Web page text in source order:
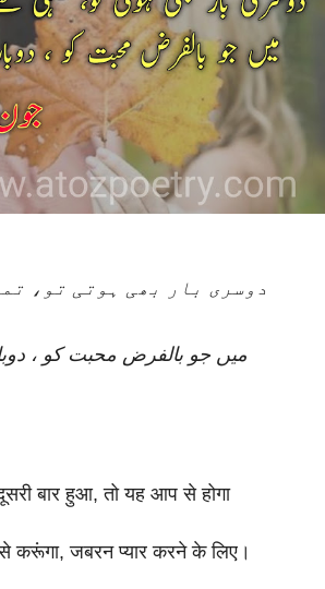
میں جو بالفرض محبت کو ،
बार हुआ, तो यह आप से होगा
करूंगा, जबरन प्यार करने के लिए।